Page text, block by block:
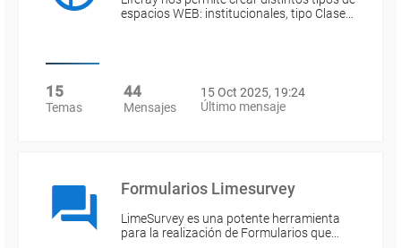
espacios WEB: institucionales, tipo Clase…
15
Temas
44
Mensajes
15 Oct 2025, 19:24
Último mensaje
Formularios Limesurvey
LimeSurvey es una potente herramienta
para la realización de Formularios que…